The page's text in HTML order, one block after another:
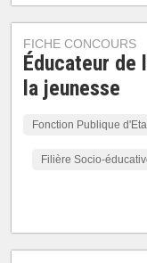
FICHE CONCOURS
Éducateur
la jeunesse
Fonction Publique
Filière Socio-